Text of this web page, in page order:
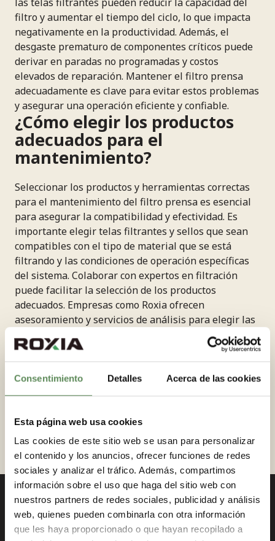
Consentimiento Detalles Acerca de las cookies
Esta página web usa cookies
Las cookies de este sitio web se usan para personalizar
el contenido y los anuncios, ofrecer funciones de redes
sociales y analizar el tráfico. Además, compartimos
información sobre el uso que haga del sitio web con
nuestros partners de redes sociales, publicidad y análisis
web, quienes pueden combinarla con otra información
que les haya proporcionado o que hayan recopilado a
filtro y aumentar el tiempo del ciclo, lo que impacta
negativamente en la productividad. Además, el
desgaste prematuro de componentes críticos puede
derivar en paradas no programadas y costos
elevados de reparación. Mantener el filtro prensa
adecuadamente es clave para evitar estos problemas
y asegurar una operación eficiente y confiable.
¿Cómo elegir los productos
adecuados para el
mantenimiento?
Seleccionar los productos y herramientas correctas
para el mantenimiento del filtro prensa es esencial
para asegurar la compatibilidad y efectividad. Es
importante elegir telas filtrantes y sellos que sean
compatibles con el tipo de material que se está
filtrando y las condiciones de operación específicas
del sistema. Colaborar con expertos en filtración
puede facilitar la selección de los productos
adecuados. Empresas como Roxia ofrecen
asesoramiento y servicios de análisis para elegir las
mejores soluciones de mantenimiento, asegurando
que cada componente del filtro prensa funcione de
manera óptima. Al elegir productos de alta calidad y
seguir las recomendaciones de mantenimiento, se
puede maximizar la eficiencia del sistema y